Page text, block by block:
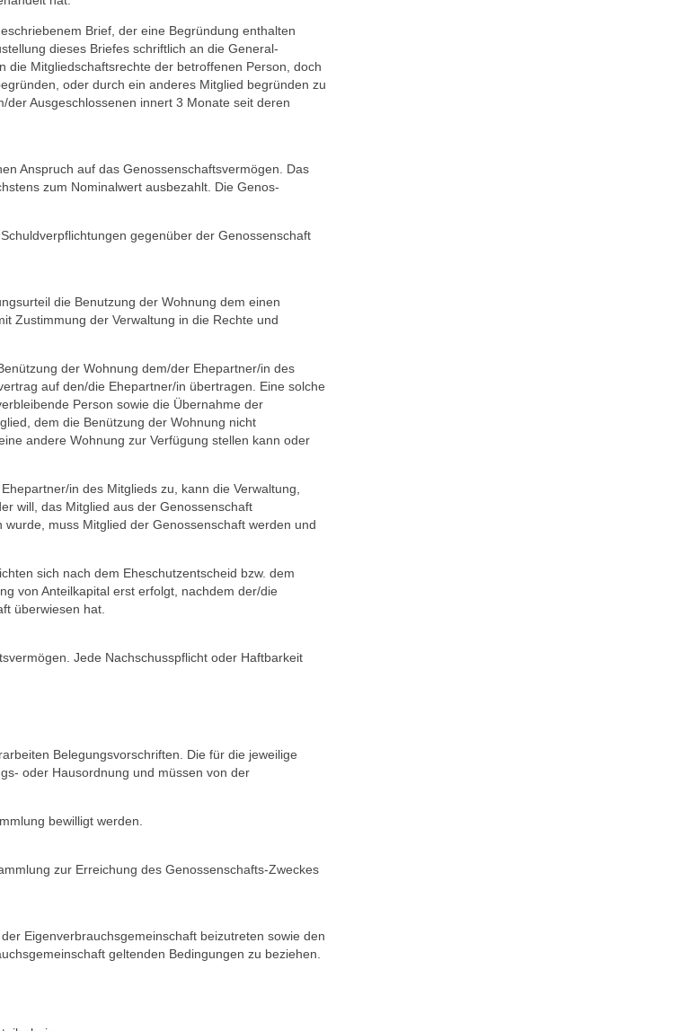
Brief, der eine Begründung enthalten
dieses Briefes schriftlich an die General­
Mitgliedschaftsrechte der betroffenen Person, doch
oder durch ein anderes Mitglied begründen zu
Ausgeschlossenen innert 3 Monate seit deren
Anspruch auf das Genos­sen­schaftsvermögen. Das
zum Nominalwert ausbezahlt. Die Genos­
gegenüber der Genossenschaft
die Benutzung der Woh­nung dem einen
Zustimmung der Verwaltung in die Rechte und
der Wohnung dem/der Ehepartner/in des
auf den/die Ehepartner/in übertragen. Eine solche
Person sowie die Übernahme der
dem die Benützung der Wohnung nicht
andere Wohnung zur Verfügung stellen kann oder
in des Mitglieds zu, kann die Verwaltung,
will, das Mitglied aus der Genossenschaft
muss Mitglied der Genossenschaft werden und
sich nach dem Eheschutz­entscheid bzw. dem
von Anteilkapital erst erfolgt, nachdem der/die
überwiesen hat.
Jede Nachschusspflicht oder Haftbarkeit
Belegungsvorschriften. Die für die jeweilige
oder Hausordnung und müssen von der
bewilligt werden.
zur Erreichung des Genossenschafts-Zweckes
Eigenverbrauchsgemeinschaft beizutreten sowie den
geltenden Bedingungen zu beziehen.